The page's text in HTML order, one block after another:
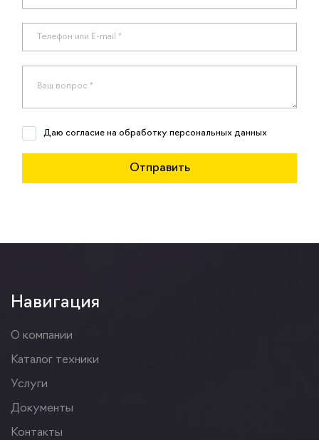
Даю согласие на обработку персональных данных
Навигация
О компании
Каталог техники
Услуги
Документы
Контакты